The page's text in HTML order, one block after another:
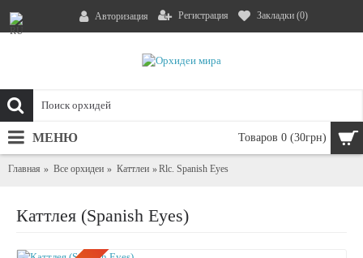
Авторизация Регистрация Закладки (0)
Товаров 0 (30грн)
МЕНЮ
Главная Все орхидеи Каттлеи Rlc. Spanish Eyes
Каттлея (Spanish Eyes)